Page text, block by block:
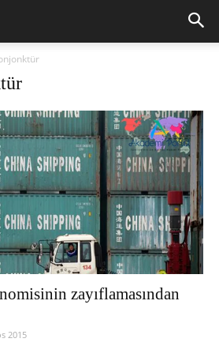
zayıflamasından
2015